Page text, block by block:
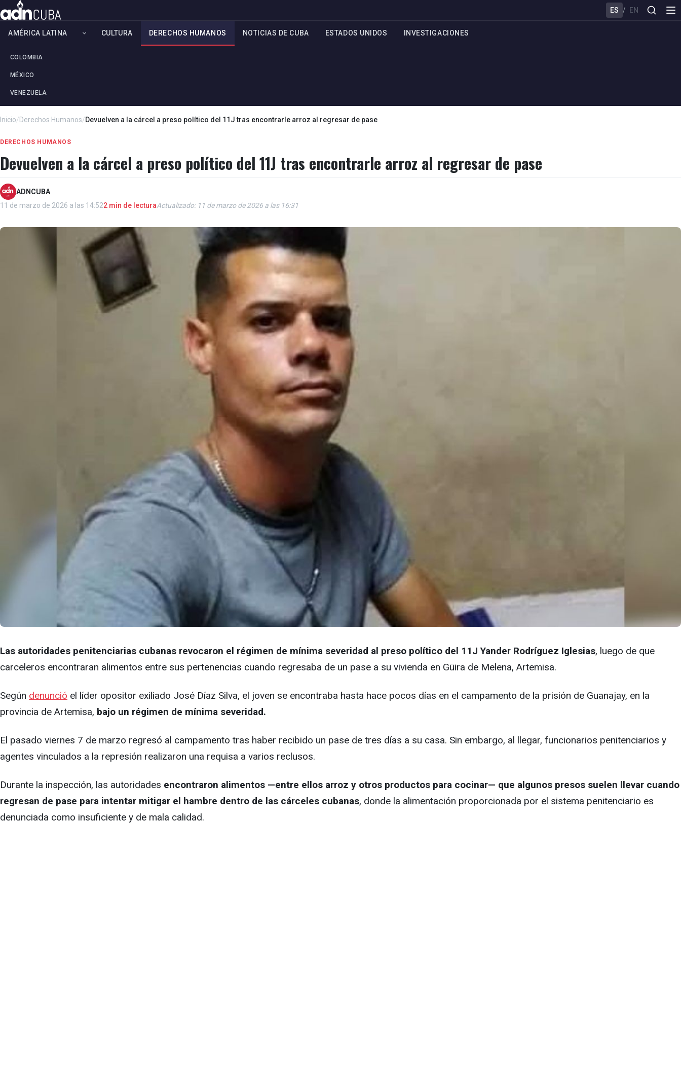
ES / EN
AMÉRICA LATINA
COLOMBIA
MÉXICO
VENEZUELA
CULTURA DERECHOS HUMANOS NOTICIAS DE CUBA ESTADOS UNIDOS INVESTIGACIONES
Inicio/Derechos Humanos/Devuelven a la cárcel a preso político del 11J tras encontrarle arroz al regresar de pase
DERECHOS HUMANOS
Devuelven a la cárcel a preso político del 11J tras encontrarle arroz al regresar de pase
ADNCUBA
11 de marzo de 2026 a las 14:522 min de lecturaActualizado: 11 de marzo de 2026 a las 16:31
Las autoridades penitenciarias cubanas revocaron el régimen de mínima severidad al preso político del 11J Yander Rodríguez Iglesias, luego de que
carceleros encontraran alimentos entre sus pertenencias cuando regresaba de un pase a su vivienda en Güira de Melena, Artemisa.
Según denunció el líder opositor exiliado José Díaz Silva, el joven se encontraba hasta hace pocos días en el campamento de la prisión de Guanajay, en la
provincia de Artemisa, bajo un régimen de mínima severidad.
El pasado viernes 7 de marzo regresó al campamento tras haber recibido un pase de tres días a su casa. Sin embargo, al llegar, funcionarios penitenciarios y
agentes vinculados a la represión realizaron una requisa a varios reclusos.
Durante la inspección, las autoridades encontraron alimentos —entre ellos arroz y otros productos para cocinar— que algunos presos suelen llevar cuando
regresan de pase para intentar mitigar el hambre dentro de las cárceles cubanas, donde la alimentación proporcionada por el sistema penitenciario es
denunciada como insuficiente y de mala calidad.